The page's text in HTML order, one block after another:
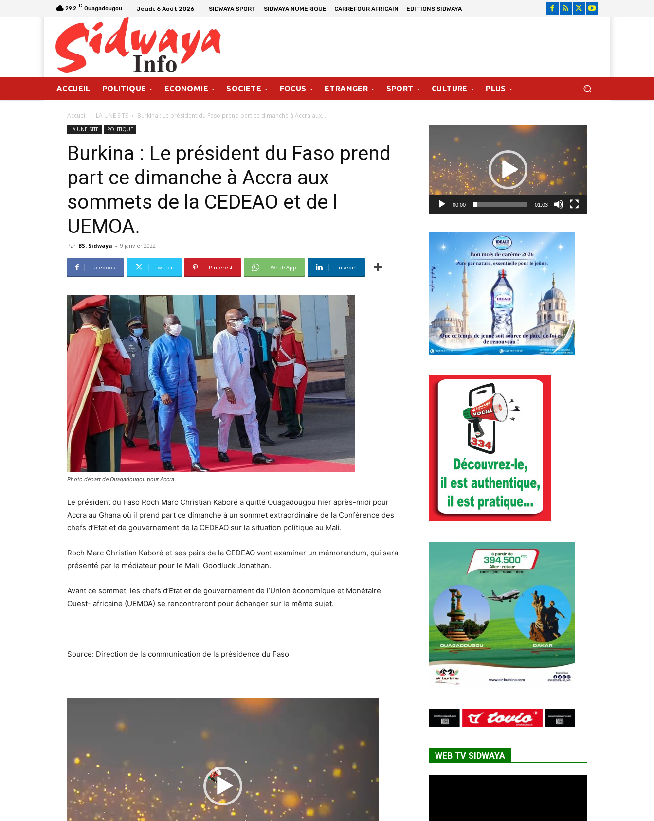
29.2 C Ouagadougou Jeudi, 6 Août 2026 SIDWAYA SPORT SIDWAYA NUMERIQUE CARREFOUR AFRICAIN EDITIONS SIDWAYA
ACCUEIL POLITIQUE ECONOMIE SOCIETE FOCUS ETRANGER SPORT CULTURE PLUS
Accueil LA UNE SITE Burkina : Le président du Faso prend part ce dimanche à Accra aux...
LA UNE SITE POLITIQUE
Burkina : Le président du Faso prend
part ce dimanche à Accra aux
sommets de la CEDEAO et de l
UEMOA.
Par BS. Sidwaya - 9 janvier 2022
Facebook Twitter Pinterest WhatsApp Linkedin
Photo départ de Ouagadougou pour Accra
Le président du Faso Roch Marc Christian Kaboré a quitté Ouagadougou hier après-midi pour
Accra au Ghana où il prend part ce dimanche à un sommet extraordinaire de la Conférence des
chefs d’Etat et de gouvernement de la CEDEAO sur la situation politique au Mali.
Roch Marc Christian Kaboré et ses pairs de la CEDEAO vont examiner un mémorandum, qui sera
présenté par le médiateur pour le Mali, Goodluck Jonathan.
Avant ce sommet, les chefs d’Etat et de gouvernement de l’Union économique et Monétaire
Ouest- africaine (UEMOA) se rencontreront pour échanger sur le même sujet.
Source: Direction de la communication de la présidence du Faso
Lecteur
00:00 01:03
WEB TV SIDWAYA